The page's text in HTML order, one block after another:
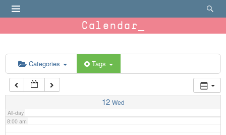
Calendar
Categories Tags
12 Wed
All-day
6:00 am
7:00 am
8:00 am